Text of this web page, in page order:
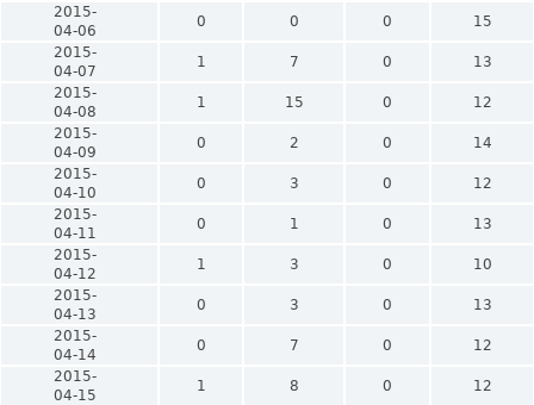
2015-
04-06
0 0 0
15
2015-
04-07
1 7 0
13
2015-
04-08
1 15 0
12
2015-
04-09
0 2 0
14
2015-
04-10
0 3 0
12
2015-
04-11
0 1 0
13
2015-
04-12
1 3 0
10
2015-
04-13
0 3 0
13
2015-
04-14
0 7 0
12
2015-
04-15
1 8 0
12